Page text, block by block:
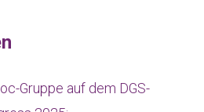
Gruppe auf dem DGS-